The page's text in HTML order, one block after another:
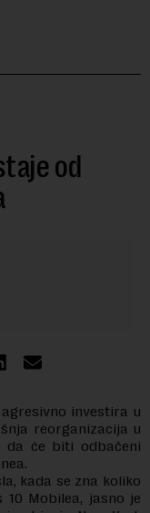
od
investira u
reorganizacija u
da će biti odbačeni
kada se zna koliko
Mobilea, jasno je